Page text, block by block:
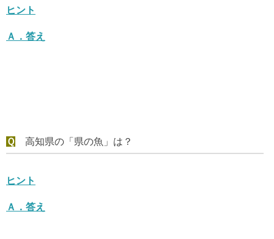
ヒント
Ａ． 答え
Ｑ 高知県の「県の魚」は？
ヒント
Ａ． 答え